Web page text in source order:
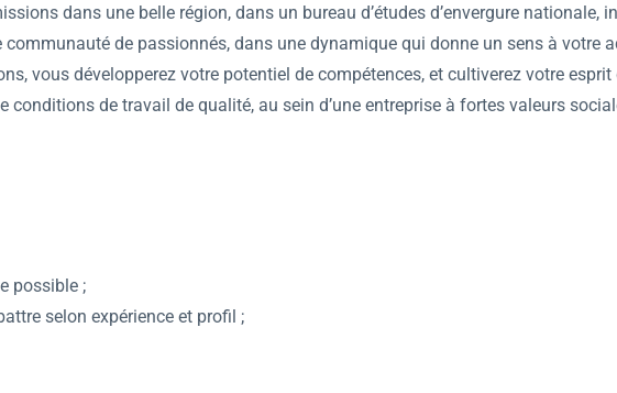
dans une belle région, dans un bureau d’études d’envergure nationale,
communauté de passionnés, dans une dynamique qui donne un sens à votre
vous développerez votre potentiel de compétences, et cultiverez votre esprit
conditions de travail de qualité, au sein d’une entreprise à fortes valeurs
possible ;
selon expérience et profil ;